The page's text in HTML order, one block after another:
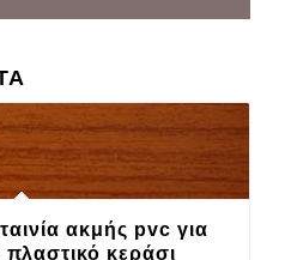
ακμής pvc για
κεράσι